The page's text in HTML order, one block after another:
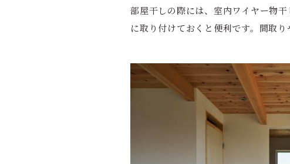
部屋干しの際には、室内ワイヤー物
に取り付けておくと便利です。間取